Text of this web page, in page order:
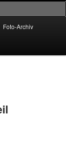
Foto-Archiv